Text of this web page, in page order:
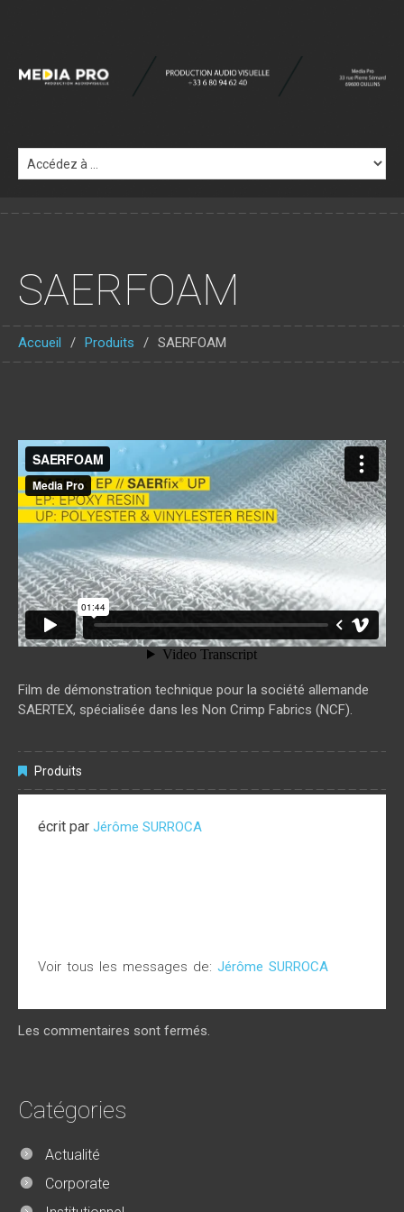
SAERFOAM
Accueil Produits SAERFOAM
SAERFOAMfrom media pro onVimeo
Film de démonstration technique pour la société allemande
SAERTEX, spécialisée dans les Non Crimp Fabrics (NCF).
Produits
écrit par Jérôme SURROCA
Voir tous les messages de: Jérôme SURROCA
Les commentaires sont fermés.
Catégories
Actualité
Corporate